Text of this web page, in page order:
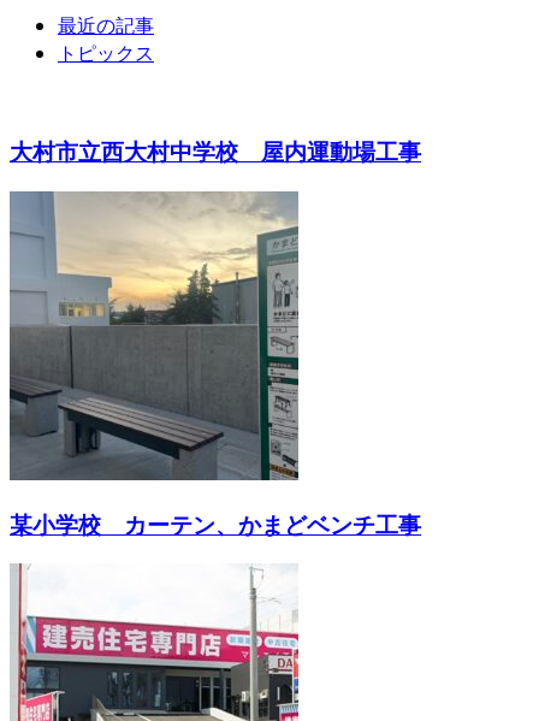
最近の記事
トピックス
大村市立西大村中学校 屋内運動場工事
某小学校 カーテン、かまどベンチ工事